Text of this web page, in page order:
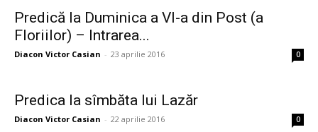
Predică la Duminica a VI-a din Post (a
Floriilor) – Intrarea...
Diacon Victor Casian - 23 aprilie 2016 0
Predica la sîmbăta lui Lazăr
Diacon Victor Casian - 22 aprilie 2016 0